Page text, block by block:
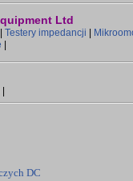
Ltd
Testery impedancji
DC